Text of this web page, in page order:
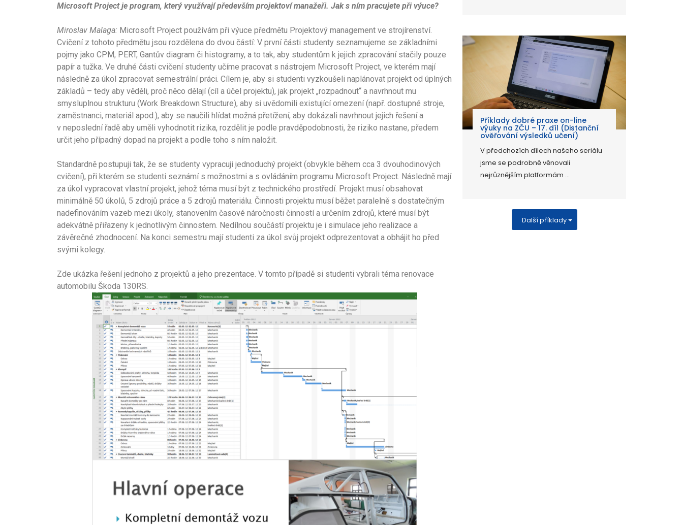
Microsoft Project je program, který využívají především projektoví manažeři. Jak s ním pracujete při výuce?
Miroslav Malaga: Microsoft Project používám při výuce předmětu Projektový management ve strojírenství.
Cvičení z tohoto předmětu jsou rozdělena do dvou částí: V první části studenty seznamujeme se základními
pojmy jako CPM, PERT, Gantův diagram či histogramy, a to tak, aby studentům k jejich zpracování stačily pouze
papír a tužka. Ve druhé části cvičení studenty učíme pracovat s nástrojem Microsoft Project, ve kterém mají
následně za úkol zpracovat semestrální práci. Cílem je, aby si studenti vyzkoušeli naplánovat projekt od úplných
základů – tedy aby věděli, proč něco dělají (cíl a účel projektu), jak projekt „rozpadnout“ a navrhnout mu
smysluplnou strukturu (Work Breakdown Structure), aby si uvědomili existující omezení (např. dostupné stroje,
zaměstnanci, materiál apod.), aby se naučili hlídat možná přetížení, aby dokázali navrhnout jejich řešení a
v neposlední řadě aby uměli vyhodnotit rizika, rozdělit je podle pravděpodobnosti, že riziko nastane, předem
určit jeho případný dopad na projekt a podle toho s ním naložit.
Standardně postupuji tak, že se studenty vypracuji jednoduchý projekt (obvykle během cca 3 dvouhodinových
cvičení), při kterém se studenti seznámí s možnostmi a s ovládáním programu Microsoft Project. Následně mají
za úkol vypracovat vlastní projekt, jehož téma musí být z technického prostředí. Projekt musí obsahovat
minimálně 50 úkolů, 5 zdrojů práce a 5 zdrojů materiálu. Činnosti projektu musí běžet paralelně s dostatečným
nadefinováním vazeb mezi úkoly, stanovením časové náročnosti činností a určením zdrojů, které musí být
adekvátně přiřazeny k jednotlivým činnostem. Nedílnou součástí projektu je i simulace jeho realizace a
závěrečné zhodnocení. Na konci semestru mají studenti za úkol svůj projekt odprezentovat a obhájit ho před
svými kolegy.
Zde ukázka řešení jednoho z projektů a jeho prezentace. V tomto případě si studenti vybrali téma renovace
automobilu Škoda 130RS.
Příklady dobré praxe on-line
výuky na ZČU – 17. díl (Distanční
ověřování výsledků učení)
V předchozích dílech našeho seriálu
jsme se podrobně věnovali
nejrůznějším platformám ...
Další příklady